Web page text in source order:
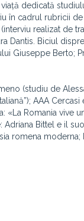
dedicată
în cadrul rubricii de
realizat de
Dantis. Biciul
Giuseppe Berto;
(studiu de
AAA
«La Romania vive
Adriana Bittel e il suo
romena moderna; Il